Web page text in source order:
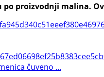
po proizvodnji malina.
čuveno ...